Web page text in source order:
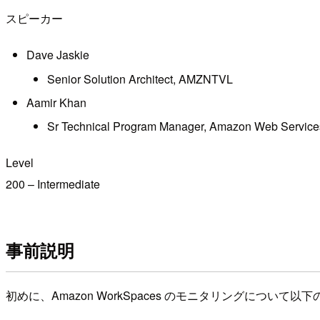
スピーカー
Dave Jaskie
Senior Solution Architect, AMZNTVL
Aamir Khan
Sr Technical Program Manager, Amazon Web
Level
200 – Intermediate
事前説明
初めに、Amazon WorkSpaces のモニタリングについて以下